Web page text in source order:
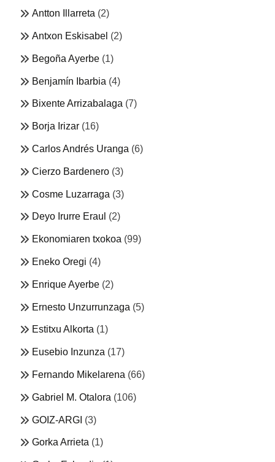
Antton Illarreta (2)
Antxon Eskisabel (2)
Begoña Ayerbe (1)
Benjamín Ibarbia (4)
Bixente Arrizabalaga (7)
Borja Irizar (16)
Carlos Andrés Uranga (6)
Cierzo Bardenero (3)
Cosme Luzarraga (3)
Deyo Irurre Eraul (2)
Ekonomiaren txokoa (99)
Eneko Oregi (4)
Enrique Ayerbe (2)
Ernesto Unzurrunzaga (5)
Estitxu Alkorta (1)
Eusebio Inzunza (17)
Fernando Mikelarena (66)
Gabriel M. Otalora (106)
GOIZ-ARGI (3)
Gorka Arrieta (1)